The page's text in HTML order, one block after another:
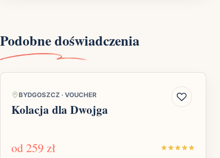
Podobne doświadczenia
BYDGOSZCZ · VOUCHER
Kolacja dla Dwojga
od 259 zł